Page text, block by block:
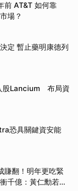
前 AT&T 如何靠
場？
定 暫止藥明康德列
股Lancium 布局資
恐具關鍵資安能
賺翻！明年更吃緊
千億：黃仁勳若想